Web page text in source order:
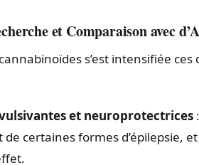
et Comparaison avec
s’est intensifiée
et neuroprotectrices
certaines formes d’épilepsie,